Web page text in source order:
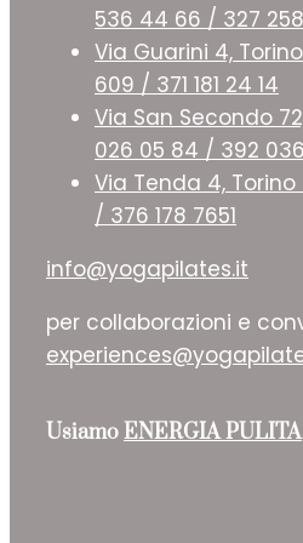
536 44 66 / 327
Via Guarini 4, Torino
609 / 371 181 24 14
Via San Secondo
026 05 84 / 392
Via Tenda 4, Torino
/ 376 178 7651
info@yogapilates.it
per collaborazioni e
UsiamoENERGIA PULITA